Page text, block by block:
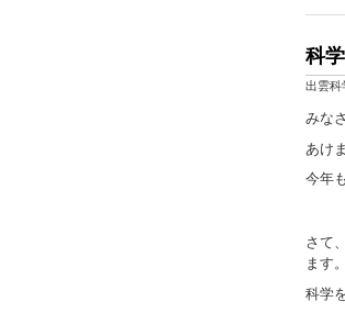
科
出雲科
みな
あけ
今年
さて
ます
科学